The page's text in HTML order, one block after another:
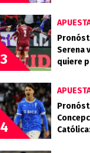
3
Serena
quiere
4